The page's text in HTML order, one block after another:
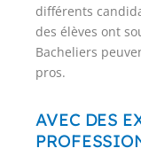
différents
des élèves ont
Bacheliers
pros.
AVEC DES